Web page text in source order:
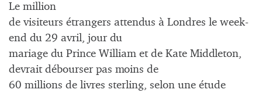
Le million
de visiteurs étrangers attendus à Londres le week-
end du 29 avril, jour du
mariage du Prince William et de Kate Middleton,
devrait débourser pas moins de
60 millions de livres sterling, selon une étude